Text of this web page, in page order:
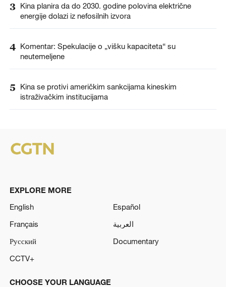
3 Kina planira da do 2030. godine polovina električne
energije dolazi iz nefosilnih izvora
4 Komentar: Spekulacije o „višku kapaciteta“ su
neutemeljene
5
Kina se protivi američkim sankcijama kineskim
istraživačkim institucijama
EXPLORE MORE
English
Español
Français
العربية
Русский
Documentary
CCTV+
CHOOSE YOUR LANGUAGE